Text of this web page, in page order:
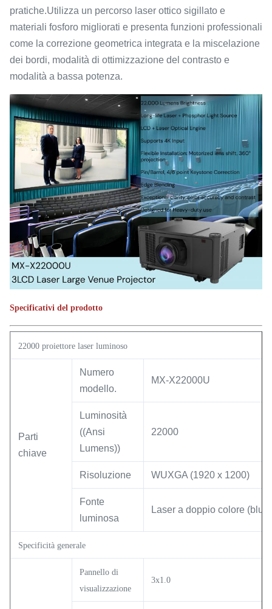
pratiche.Utilizza un percorso laser ottico sigillato e
materiali fosforo migliorati e presenta funzioni professionali
come la correzione geometrica integrata e la miscelazione
dei bordi, modalità di ottimizzazione del contrasto e
modalità a bassa potenza.
Specificativi del prodotto
22000 proiettore laser luminoso
Parti
chiave
Numero
modello.
MX-X22000U
Luminosità
((Ansi
Lumens))
22000
Risoluzione WUXGA (1920 x 1200)
Fonte
luminosa
Laser a doppio colore (blu
Specificità generale
Pannello di
visualizzazione
3x1.0